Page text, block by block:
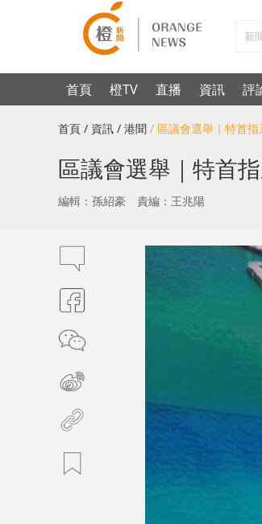
首頁 橙TV 直播 資訊 評
首頁 / 資訊 / 港聞 / 區議會選舉｜特首
區議會選舉｜特首
編輯：孫紹豪 責編：王兆陽